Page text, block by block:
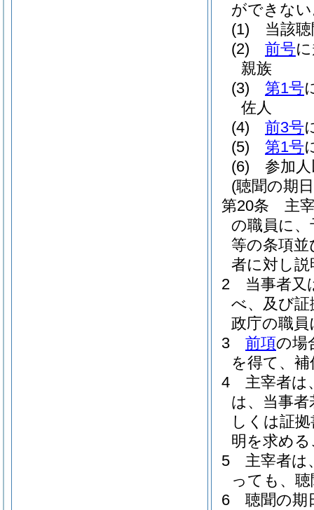
ができな
(1)
当該
(2)
前号
親族
(3)
第1号
佐人
(4)
前3号
(5)
第1号
(6)
参加
(聴聞の期
第20条
主
の職員に
等の条項
者に対し
2
当事者又
べ、及び
政庁の職
3
前項の場
を得て、
4
主宰者は
は、当事
しくは証
明を求め
5
主宰者は
っても、
6
聴聞の期